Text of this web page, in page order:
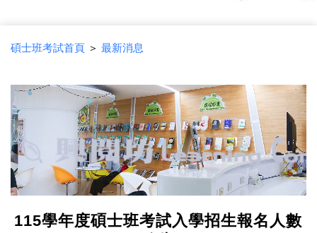
碩士班考試首頁＞ 最新消息
115學年度碩士班考試入學招生報名人數